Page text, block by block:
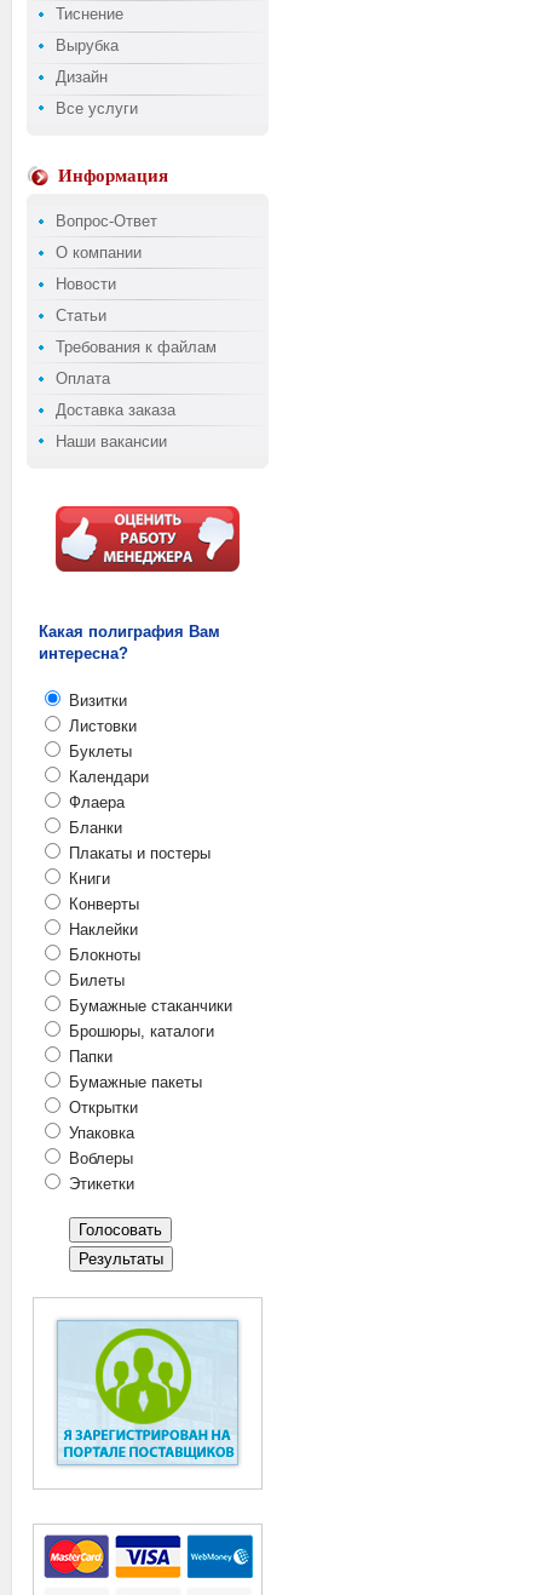
Тиснение
Вырубка
Дизайн
Все услуги
Информация
Вопрос-Ответ
О компании
Новости
Статьи
Требования к файлам
Оплата
Доставка заказа
Наши вакансии
Какая полиграфия Вам
интересна?
Визитки
Листовки
Буклеты
Календари
Флаера
Бланки
Плакаты и постеры
Книги
Конверты
Наклейки
Блокноты
Билеты
Бумажные стаканчики
Брошюры, каталоги
Папки
Бумажные пакеты
Открытки
Упаковка
Воблеры
Этикетки